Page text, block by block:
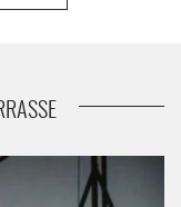
musicale
une
multiples -